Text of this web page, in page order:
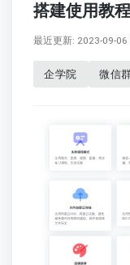
搭建使用教程
最近更新: 2023-09-
企学院 微信